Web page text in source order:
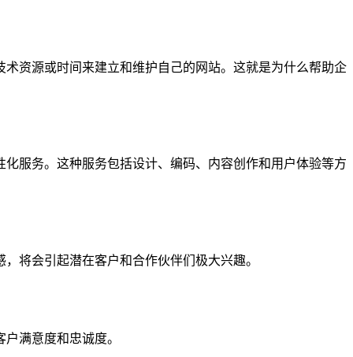
资源或时间来建立和维护自己的网站。这就是为什么帮助企
服务。这种服务包括设计、编码、内容创作和用户体验等方
将会引起潜在客户和合作伙伴们极大兴趣。
满意度和忠诚度。